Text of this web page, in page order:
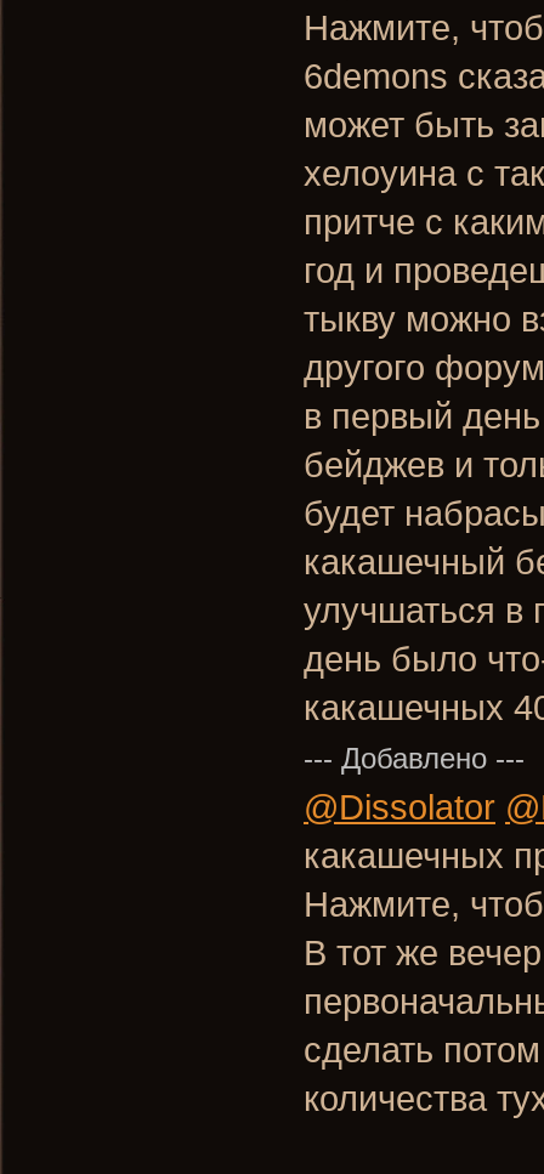
Нажмите,
6demons
может быть
хелоуина с
притче с
год и
тыкву можно
другого
в первый
бейджев и
будет
какашечный
улучшаться в
день было
какашечных
--- Добавлено ---
@Dissolator
какашечных
Нажмите,
В тот же
сделать
количества